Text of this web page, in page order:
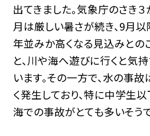
出てきました。気象庁のさき
月は厳しい暑さが続き、9月
年並みか高くなる見込みとの
と、川や海へ遊びに行くと気
います。その一方で、水の事
く発生しており、特に中学生
海での事故がとても多いそうで